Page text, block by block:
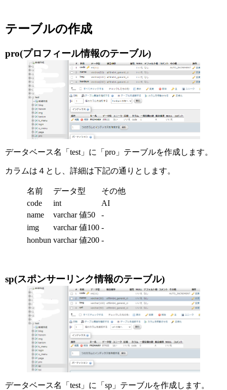
テーブルの作成
pro(プロフィール情報のテーブル)
データベース名「test」に「pro」テーブルを作成します。
カラムは４とし、詳細は下記の通りとします。
名前 データ型
その他
code
int
AI
name
varchar 値50
-
img
varchar 値100 -
honbun varchar 値200 -
sp(スポンサーリンク情報のテーブル)
データベース名「test」に「sp」テーブルを作成します。